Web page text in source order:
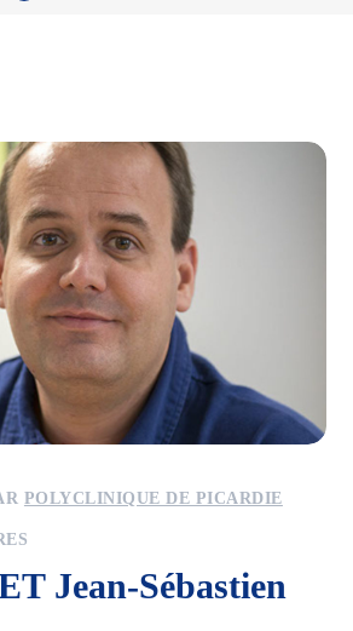
POLYCLINIQUE DE PICARDIE
Jean-Sébastien